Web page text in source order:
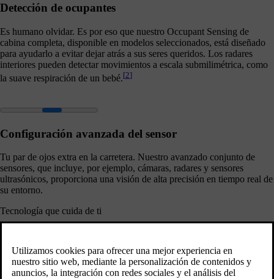
Detección de ocupantes
Es humano olvidar. Es por eso que nuestro Occupant Sensing de
cabina completa, disponible en modelos seleccionados, está diseñado
para ayudarlo a evitar dejar atrás a sus seres queridos. Los radares
interiores pueden detectar movimientos a escala submilimétrica, como
la suave respiración de un bebé.[2]
Configuración avanzada del sensor
Tu par de ojos extra en la carretera. Nuestro avanzado conjunto de
sensores, que incluye, por ejemplo, cámaras, radares y sensores
ultrasónicos, proporciona una visión de alta precisión en tiempo real de
su entorno.
Tecnología que cuida de ti
conductor. Facilitando la conducción
diaria.